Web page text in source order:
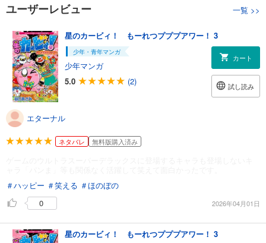
ユーザーレビュー 一覧 >>
星のカービィ！ もーれつプププアワー！ 3
少年・青年マンガ
少年マンガ
5.0
(2)
カート
試し読み
エターナル
ネタバレ 無料版購入済み
＃ハッピー ＃笑える ＃ほのぼの
0
2026年04月01日
星のカービィ！ もーれつプププアワー！ 3